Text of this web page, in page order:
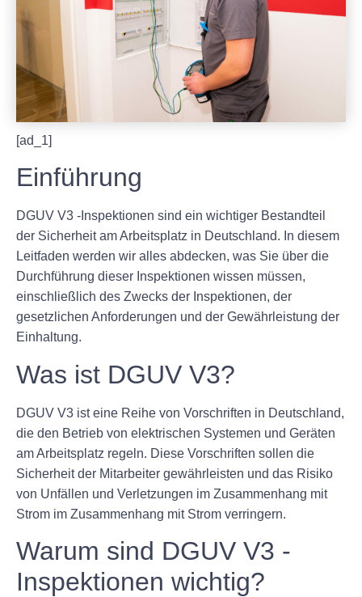
[ad_1]
Einführung
DGUV V3 -Inspektionen sind ein wichtiger Bestandteil
der Sicherheit am Arbeitsplatz in Deutschland. In diesem
Leitfaden werden wir alles abdecken, was Sie über die
Durchführung dieser Inspektionen wissen müssen,
einschließlich des Zwecks der Inspektionen, der
gesetzlichen Anforderungen und der Gewährleistung der
Einhaltung.
Was ist DGUV V3?
DGUV V3 ist eine Reihe von Vorschriften in Deutschland,
die den Betrieb von elektrischen Systemen und Geräten
am Arbeitsplatz regeln. Diese Vorschriften sollen die
Sicherheit der Mitarbeiter gewährleisten und das Risiko
von Unfällen und Verletzungen im Zusammenhang mit
Strom im Zusammenhang mit Strom verringern.
Warum sind DGUV V3 -
Inspektionen wichtig?